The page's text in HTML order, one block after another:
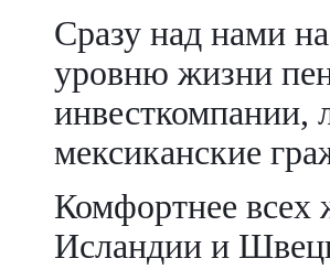
Сразу над нами
уровню жизни
инвесткомпании,
мексиканские
Комфортнее
Исландии и